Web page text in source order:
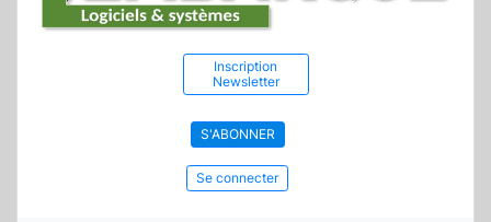
Inscription
Newsletter
S'ABONNER
Se connecter